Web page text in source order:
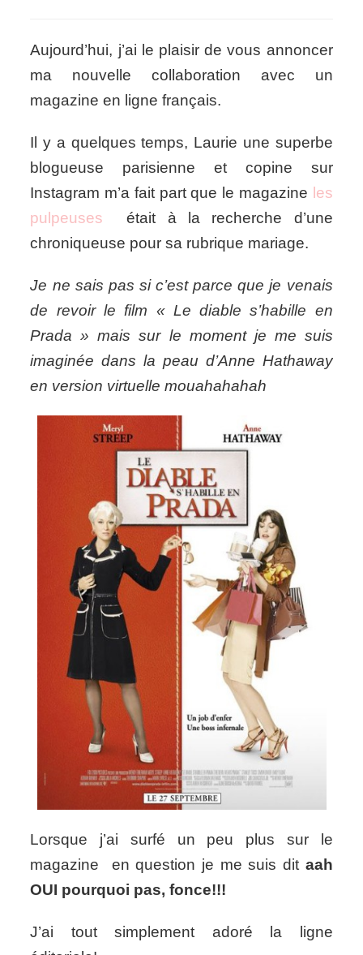
peau
d’Anne
Hathaway
chez
magazine ».
Aujourd’hui, j’ai le plaisir de vous annoncer
ma nouvelle collaboration avec un
magazine en ligne français.
Il y a quelques temps, Laurie une superbe
blogueuse parisienne et copine sur
Instagram m’a fait part que le magazine les
pulpeuses
était à la recherche d’une
chroniqueuse pour sa rubrique mariage.
Je ne sais pas si c’est parce que je venais
de revoir le film « Le diable s’habille en
Prada » mais sur le moment je me suis
imaginée dans la peau d’Anne Hathaway
en version virtuelle mouahahahah
Lorsque j’ai surfé un peu plus sur le
magazine en question je me suis dit aah
OUI pourquoi pas, fonce!!!
J’ai tout simplement adoré la ligne